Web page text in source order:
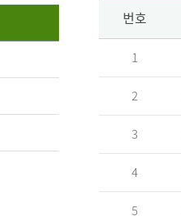
번호
1
2
3
4
5